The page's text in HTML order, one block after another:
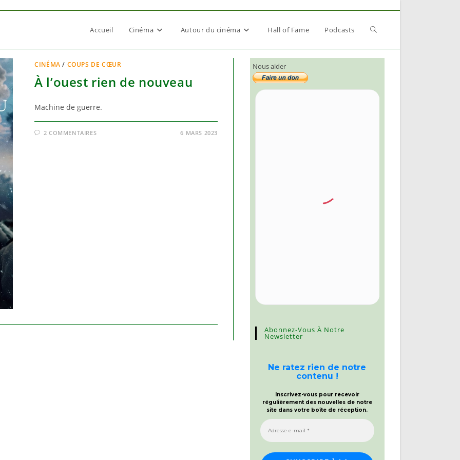
Accueil Cinéma Autour du cinéma Hall of Fame Podcasts Toggle
CINÉMA / COUPS DE CŒUR
À l’ouest rien de nouveau
Machine de guerre.
2 COMMENTAIRES 6 MARS 2023
Nous aider
Abonnez-Vous À Notre
Newsletter
Ne ratez rien de notre
contenu !
Inscrivez-vous pour recevoir
régulièrement des nouvelles de notre
site dans votre boîte de réception.